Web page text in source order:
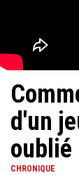
d'un
oublié
CHRONIQUE